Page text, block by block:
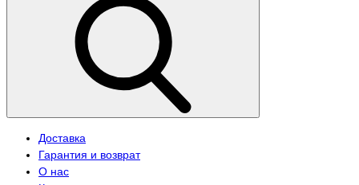
Доставка
Гарантия и возврат
О нас